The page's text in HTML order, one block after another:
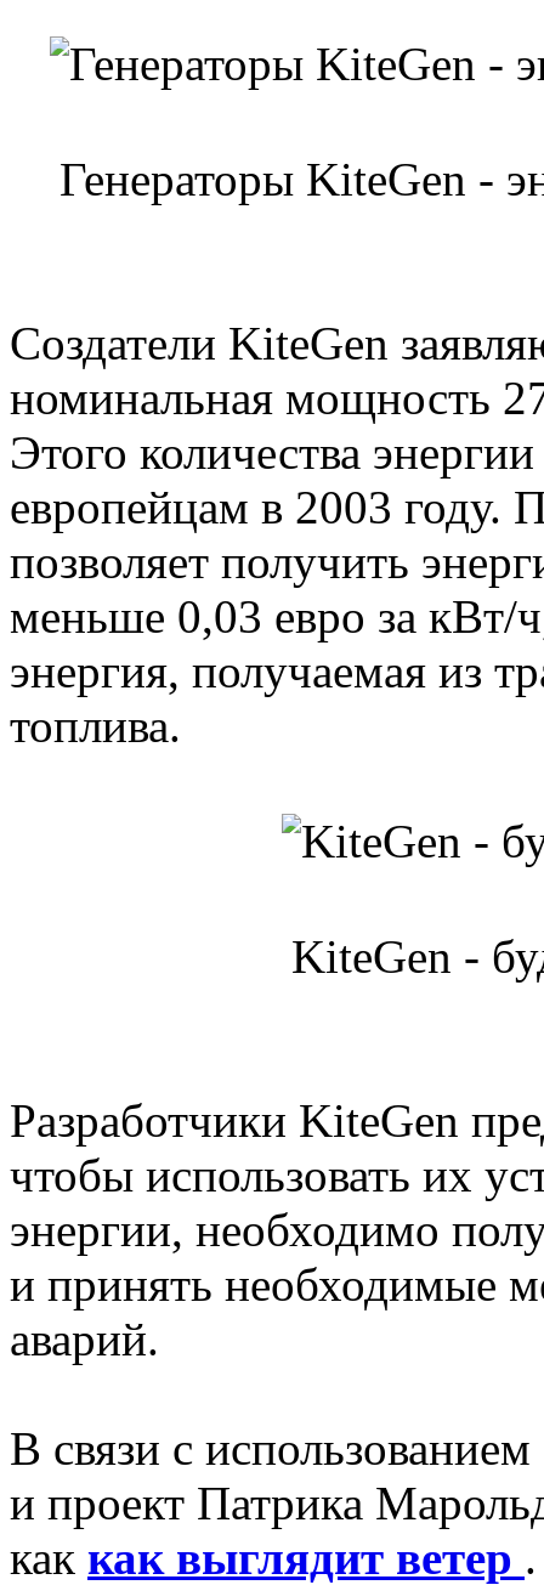
Генераторы KiteGen -
Создатели KiteGen
номинальная мощность
Этого количества
европейцам в 2003 году.
позволяет получить
меньше 0,03 евро за кВт/
энергия, получаемая из
топлива.
KiteGen -
Разработчики KiteGen
чтобы использовать их
энергии, необходимо
и принять необходимые
аварий.
В связи с
и проект Патрика
как как выглядит ветер .